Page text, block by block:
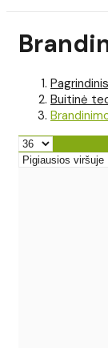
Pagrindinis
Buitinė